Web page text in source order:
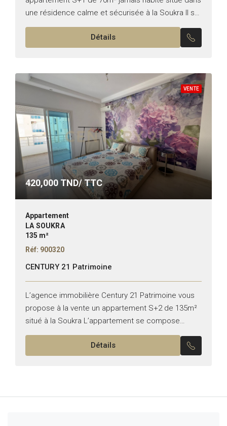
une résidence calme et sécurisée à la Soukra Il se
compose comme suit : –...
Détails
VENTE
420,000 TND/ TTC
Appartement
LA SOUKRA
135 m²
Réf: 900320
CENTURY 21 Patrimoine
L’agence immobilière Century 21 Patrimoine vous
propose à la vente un appartement S+2 de 135m²
situé à la Soukra L’appartement se compose
comme suit : -Un salon avec balcon -Deux
Détails